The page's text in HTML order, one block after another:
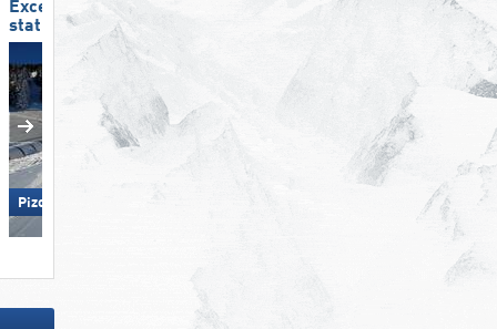
Excellente
station de ski familiale
Pizol – Bad Ragaz/​Wangs
Excellente
Wildhaus – Gamserrugg